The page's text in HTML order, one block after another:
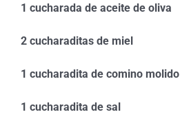
1 cucharada de aceite de oliva
2 cucharaditas de miel
1 cucharadita de comino molido
1 cucharadita de sal